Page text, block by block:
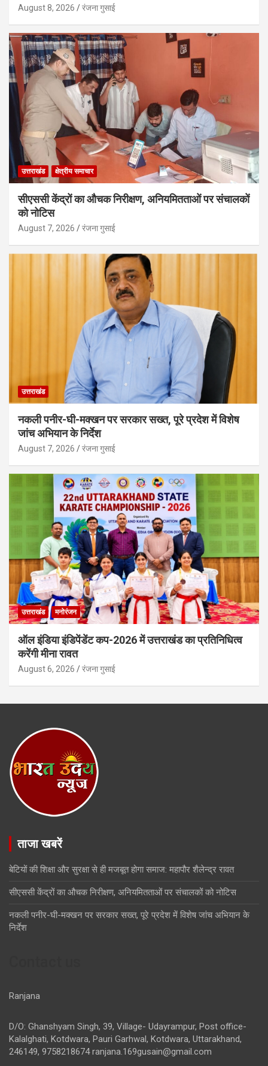
August 8, 2026 रंजना गुसाई
उत्तराखंड क्षेत्रीय समाचार
सीएससी केंद्रों का औचक निरीक्षण, अनियमितताओं पर संचालकों
को नोटिस
August 7, 2026 रंजना गुसाई
उत्तराखंड
नकली पनीर-घी-मक्खन पर सरकार सख्त, पूरे प्रदेश में विशेष
जांच अभियान के निर्देश
August 7, 2026 रंजना गुसाई
उत्तराखंड मनोरंजन
ऑल इंडिया इंडिपेंडेंट कप-2026 में उत्तराखंड का प्रतिनिधित्व
करेंगी मीना रावत
August 6, 2026 रंजना गुसाई
ताजा खबरें
बेटियों की शिक्षा और सुरक्षा से ही मजबूत होगा समाज: महापौर शैलेन्द्र रावत
सीएससी केंद्रों का औचक निरीक्षण, अनियमितताओं पर संचालकों को नोटिस
नकली पनीर-घी-मक्खन पर सरकार सख्त, पूरे प्रदेश में विशेष जांच अभियान के
निर्देश
Ranjana
D/O: Ghanshyam Singh, 39, Village- Udayrampur, Post office-
Kalalghati, Kotdwara, Pauri Garhwal, Kotdwara, Uttarakhand,
246149, 9758218674ranjana.169gusain@gmail.com